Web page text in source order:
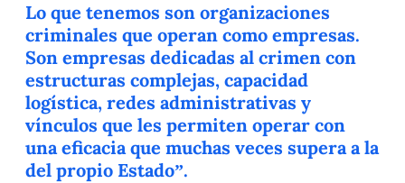
Lo que tenemos son organizaciones
criminales que operan como empresas.
Son empresas dedicadas al crimen con
estructuras complejas, capacidad
logística, redes administrativas y
vínculos que les permiten operar con
una eficacia que muchas veces supera a la
del propio Estado”.